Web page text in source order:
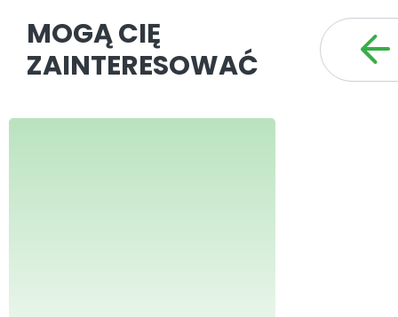
MOGĄ CIĘ
ZAINTERESOWAĆ